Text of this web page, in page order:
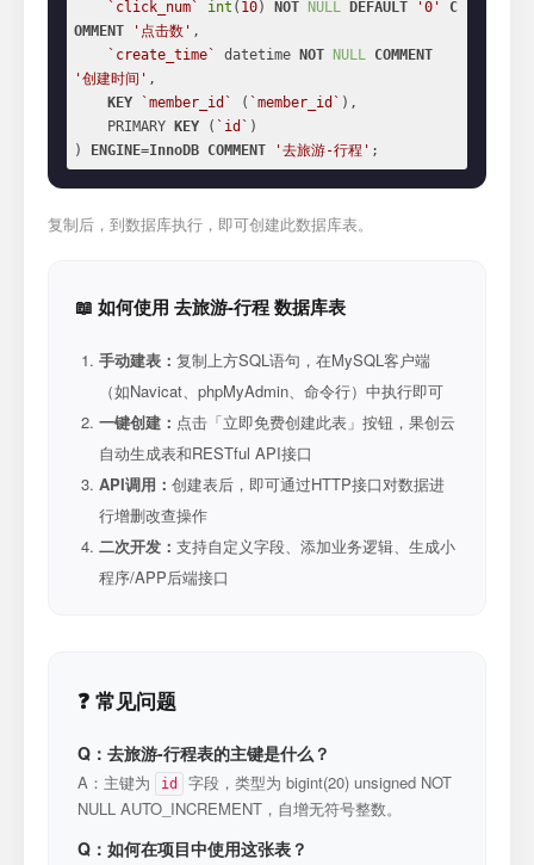
`click_num` int ( 10) NOT NULL DEFAULT '0'
C
OMMENT
'点击数' ,
`create_time`
datetime NOT NULL COMMENT
'创建时间' ,
KEY
`member_id` ( `member_id` ),
    PRIMARY
KEY ( `id` )
)
ENGINE=InnoDB COMMENT '去旅游-行程' ;
复制后，到数据库执行，即可创建此数据库表。
📖 如何使用 去旅游-行程 数据库表
手动建表： 复制上方SQL语句，在MySQL客户端
（如Navicat、phpMyAdmin、命令行）中执行即可
一键创建： 点击「立即免费创建此表」按钮，果创云
自动生成表和RESTful API接口
API调用： 创建表后，即可通过HTTP接口对数据进
行增删改查操作
二次开发： 支持自定义字段、添加业务逻辑、生成小
程序/APP后端接口
❓ 常见问题
Q：去旅游-行程表的主键是什么？
A：主键为 id
字段，类型为 bigint(20) unsigned NOT
NULL AUTO_INCREMENT，自增无符号整数。
Q：如何在项目中使用这张表？